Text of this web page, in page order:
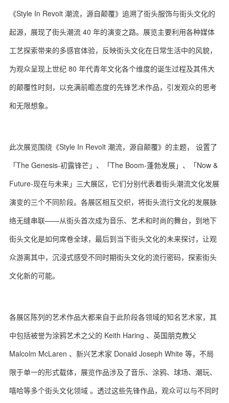
《Style In Revolt 潮流，源自颠覆》追溯了街头服饰与街头文化的
起源，展现了街头潮流 40 年的演变之路。展览主要利用各种媒体
工艺探索带来的多感官体验，反映街头文化在日常生活中的风貌，
为观众呈现上世纪 80 年代青年文化各个维度的诞生过程及其伟大
的颠覆性时刻，以充满前瞻态度的先锋艺术作品，引发观众的思考
和无限想象。
此次展览围绕《Style In Revolt 潮流，源自颠覆》的主题， 设置了
「The Genesis-初露锋芒」、「The Boom-蓬勃发展」、「Now &
Future-现在与未来」三大展区，它们分别代表着街头潮流文化发展
演变的三个不同阶段。各展区相互交织，将街头流行文化的发展脉
络无缝串联——从街头首次成为音乐、艺术和时尚的舞台，到地下
街头文化是如何席卷全球，最后到当下街头文化的未来探讨，让观
众游离其中，沉浸式感受不同时期街头文化的流行密码，探索街头
文化新的可能。
各展区陈列的艺术作品大都来自于此阶段各领域的知名艺术家，其
中包括被誉为涂鸦艺术之父的 Keith Haring 、英国朋克教父
Malcolm McLaren 、新兴艺术家 Donald Joseph White 等，不局
限于单一的形式载体，展览作品涉及了音乐、涂鸦、球场、潮玩、
嘻哈等多个街头文化领域 。透过这些先锋作品，观众可以与不同时